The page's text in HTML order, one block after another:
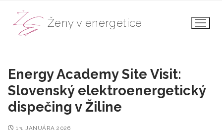
obsah
Ženy v energetice
Energy Academy Site Visit:
Slovenský elektroenergetický
dispečing v Žiline
13. JANUÁRA 2026